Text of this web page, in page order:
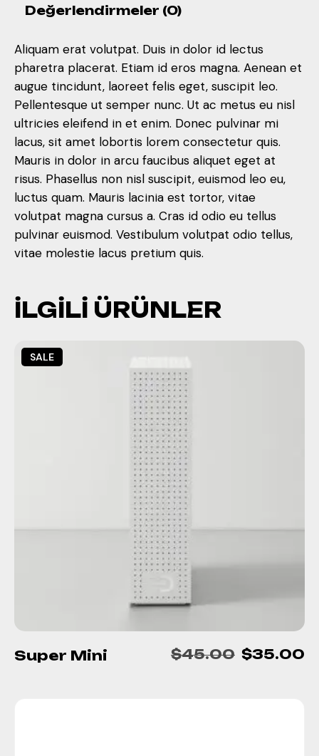
Değerlendirmeler (0)
Aliquam erat volutpat. Duis in dolor id lectus
pharetra placerat. Etiam id eros magna. Aenean et
augue tincidunt, laoreet felis eget, suscipit leo.
Pellentesque ut semper nunc. Ut ac metus eu nisl
ultricies eleifend in et enim. Donec pulvinar mi
lacus, sit amet lobortis lorem consectetur quis.
Mauris in dolor in arcu faucibus aliquet eget at
risus. Phasellus non nisl suscipit, euismod leo eu,
luctus quam. Mauris lacinia est tortor, vitae
volutpat magna cursus a. Cras id odio eu tellus
pulvinar euismod. Vestibulum volutpat odio tellus,
vitae molestie lacus pretium quis.
İLGILI ÜRÜNLER
SALE
Super Mini $45.00 $35.00